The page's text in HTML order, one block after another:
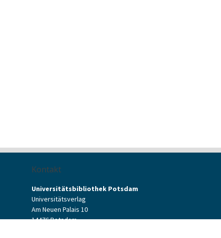
Kontakt
Universitätsbibliothek Potsdam
Universitätsverlag
Am Neuen Palais 10
14476 Potsdam